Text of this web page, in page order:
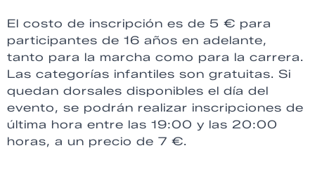
El costo de inscripción es de 5 € para
participantes de 16 años en adelante,
tanto para la marcha como para la carrera.
Las categorías infantiles son gratuitas. Si
quedan dorsales disponibles el día del
evento, se podrán realizar inscripciones de
última hora entre las 19:00 y las 20:00
horas, a un precio de 7 €.